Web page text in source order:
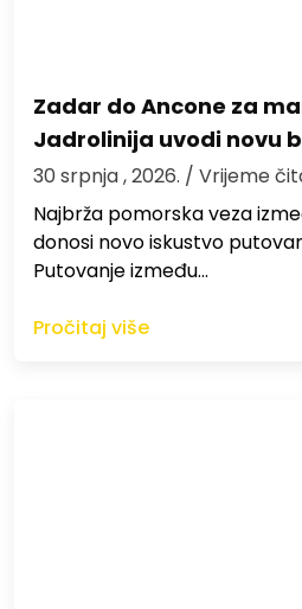
Zadar do Ancone za
Jadrolinija uvodi novu
30 srpnja , 2026. / Vrijeme
Najbrža pomorska veza
donosi novo iskustvo
Putovanje između…
Pročitaj više